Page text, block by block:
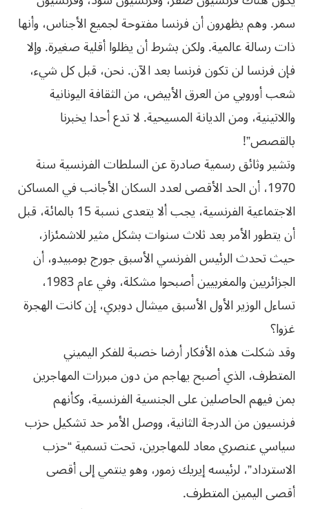
سمر. وهم يظهرون أن فرنسا مفتوحة لجميع الأجناس، وأنها
ذات رسالة عالمية. ولكن بشرط أن يظلوا أقلية صغيرة. وإلا
فإن فرنسا لن تكون فرنسا بعد الآن. نحن، قبل كل شيء،
شعب أوروبي من العرق الأبيض، من الثقافة اليونانية
واللاتينية، ومن الديانة المسيحية. لا تدع أحدا يخبرنا
بالقصص”!
وتشير وثائق رسمية صادرة عن السلطات الفرنسية سنة
1970، أن الحد الأقصى لعدد السكان الأجانب في المساكن
الاجتماعية الفرنسية، يجب ألا يتعدى نسبة 15 بالمائة، قبل
أن يتطور الأمر بعد ثلاث سنوات بشكل مثير للاشمئزاز،
حيث تحدث الرئيس الفرنسي الأسبق جورج بومبيدو، أن
الجزائريين والمغربيين أصبحوا مشكلة، وفي عام 1983،
تساءل الوزير الأول الأسبق ميشال دوبري، إن كانت الهجرة
غزوا؟
وقد شكلت هذه الأفكار أرضا خصبة للفكر اليميني
المتطرف، الذي أصبح يهاجم من دون مبررات المهاجرين
بمن فيهم الحاصلين على الجنسية الفرنسية، وكأنهم
فرنسيون من الدرجة الثانية، ووصل الأمر حد تشكيل حزب
سياسي عنصري معاد للمهاجرين، تحت تسمية “حزب
الاسترداد”، لرئيسه إيريك زمور، وهو ينتمي إلى أقصى
أقصى اليمين المتطرف.